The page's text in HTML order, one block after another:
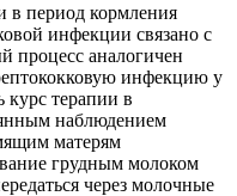
период кормления
инфекции связано с
процесс аналогичен
инфекцию у
терапии в
наблюдением
матерям
грудным молоком
через молочные